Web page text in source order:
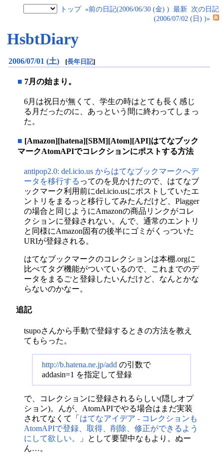
トップ «前の日記(2006/06/30 (金) ) 最新 次の日記
(2006/07/02 (日) )»
HsbtDiary
2006/07/01 (土) [長年日記]
■ 7月の始まり。
6月は祝日が無くて、学生の時はとても長く感じ
る月だったのに、あっという間に終わってしまっ
た。
■ [Amazon][hatena][SBM][Atom][API]はてなブック
マークAtomAPIでコレクションにポストする方法
antipop2.0: del.icio.us からはてなブックマークへデ
ータを移行する ってのを見かけたので、はてなブ
ックマーク利用前にdel.icio.usにポストしていたエ
ントリをまるっと移行してみたんだけど、Plagger
の場合と同じようにAmazonの商品リンクがコレ
クションに登録されない。んで、通常のエントリ
と同様にAmazon固有の後半にゴミがくっついた
URIが登録される。
はてなブックマークのコレクションは本棚.orgに
比べてタグ機能がついているので、これまでのデ
ータをまるごと登録したいんだけど、なんとかな
らないのかなー。
追記
tsupoさんから手動で登録するときの方法を教え
てもらった。
http://b.hatena.ne.jp/add の引数で
addasin=1 を指定して登録
で、コレクションに登録されるらしい(隠しオプ
ション)。んが、AtomAPIでやる場合はまだ実装
されてなくて「 はてなアイデア - コレクションも
AtomAPIで登録、取得、削除、修正ができるよう
にして欲しい。
」として要望中なもより。ぬー
ん…。